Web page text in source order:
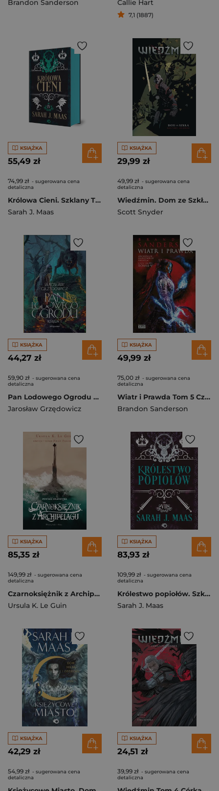
Brandon Sanderson Callie Hart
7,1 (1887)
KSIĄŻKA
55,49 zł
74,99 zł - sugerowana cena
detaliczna
Królowa Cieni. Szklany Tron. Tom 4 wyd. 2025
Sarah J. Maas
KSIĄŻKA
29,99 zł
49,99 zł - sugerowana cena
detaliczna
Wiedźmin. Dom ze Szkła. Tom 1
Scott Snyder
KSIĄŻKA
44,27 zł
59,90 zł - sugerowana cena
detaliczna
Pan Lodowego Ogrodu Księga 2
Jarosław Grzędowicz
KSIĄŻKA
49,99 zł
75,00 zł - sugerowana cena
detaliczna
Wiatr i Prawda Tom 5 Część 2
Brandon Sanderson
KSIĄŻKA
85,35 zł
149,99 zł - sugerowana cena
detaliczna
Czarnoksiężnik z Archipelagu
Ursula K. Le Guin
KSIĄŻKA
83,93 zł
109,99 zł - sugerowana cena
detaliczna
Królestwo popiołów. Szklany Tron. Tom 7 wyd. 2025
Sarah J. Maas
KSIĄŻKA
42,29 zł
54,99 zł - sugerowana cena
detaliczna
KSIĄŻKA
24,51 zł
39,99 zł - sugerowana cena
detaliczna